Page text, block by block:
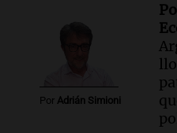
Audio. La
colaboración con
la educación y
Episodios
El
Por Adrián Simioni